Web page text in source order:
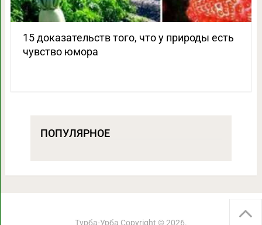
15 доказательств того, что у природы есть
чувство юмора
ПОПУЛЯРНОЕ
Турба-Урба Copyright © 2026.